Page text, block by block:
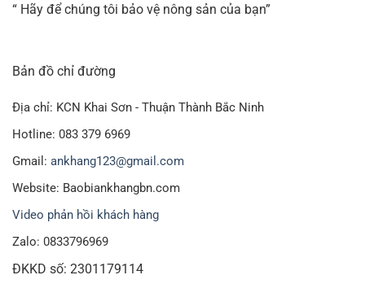
“ Hãy để chúng tôi bảo vệ nông sản của bạn”
Bản đồ chỉ đường
Địa chỉ: KCN Khai Sơn - Thuận Thành Bắc Ninh
Hotline: 083 379 6969
Gmail: ankhang123@gmail.com
Website: Baobiankhangbn.com
Video phản hồi khách hàng
Zalo: 0833796969
ĐKKD số: 2301179114